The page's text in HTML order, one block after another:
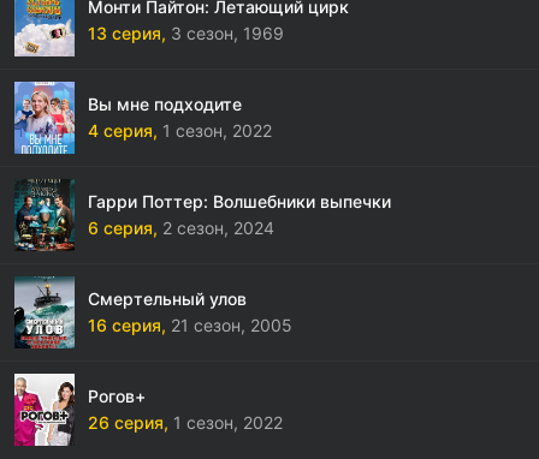
Монти Пайтон: Летающий цирк
13 серия, 3 сезон, 1969
Вы мне подходите
4 серия, 1 сезон, 2022
Гарри Поттер: Волшебники выпечки
6 серия, 2 сезон, 2024
Смертельный улов
16 серия, 21 сезон, 2005
Рогов+
26 серия, 1 сезон, 2022